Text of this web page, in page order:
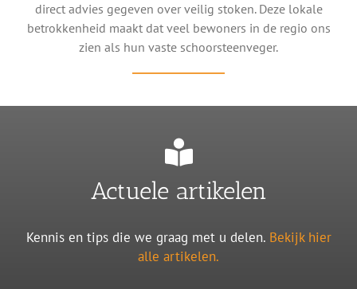
direct advies gegeven over veilig stoken. Deze lokale
betrokkenheid maakt dat veel bewoners in de regio ons
zien als hun vaste schoorsteenveger.
Actuele artikelen
Kennis en tips die we graag met u delen. Bekijk hier
alle artikelen.